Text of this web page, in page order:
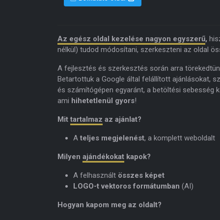
Az egész oldal kezelése nagyon egyszerű,
nélkül) tudod módosítani, szerkeszteni az oldal
A fejlesztés és szerkesztés során arra
Betartottuk a Google által felállított ajánlásokat,
és számítógépen egyaránt, a betöltési sebesség
ami hihetetlenül gyors!
Mit tartalmaz az ajánlat?
A teljes megjelenést, a komplett weboldalt
Milyen ajándékokat kapok?
A felhasznált összes képet
LOGO-t vektoros formátumban (AI)
Hogyan kapom meg az oldalt?